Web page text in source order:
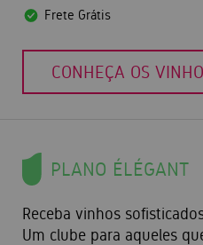
Frete Grátis
CONHEÇA OS
PLANO ÉLÉGANT
Receba vinhos
Um clube para aqueles